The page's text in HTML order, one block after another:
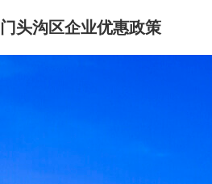
门头沟区企业优惠政策